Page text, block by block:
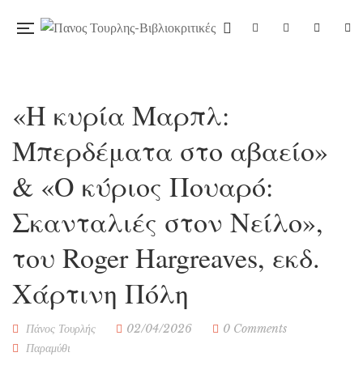
«Η κυρία Μαρπλ:
Μπερδέματα στο αβαείο»
& «Ο κύριος Πουαρό:
Σκανταλιές στον Νείλο»,
του Roger Hargreaves, εκδ.
Χάρτινη Πόλη
Πάνος Τουρλής 02/04/2026
0 Comments
Παραμύθι